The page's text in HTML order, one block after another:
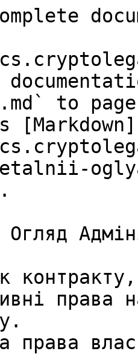
to
[Markdown]
права
права